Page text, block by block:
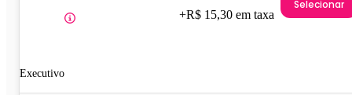
Executivo
+R$ 15,30 em taxa
Selecionar